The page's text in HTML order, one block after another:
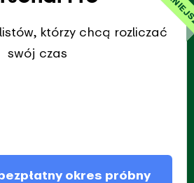
którzy chcą rozliczać
swój czas
okres próbny